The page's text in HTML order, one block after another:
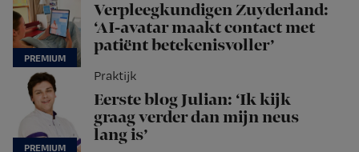
Verpleegkundigen Zuyderland:
‘AI-avatar maakt contact met
patiënt betekenisvoller’
Praktijk
Eerste blog Julian: ‘Ik kijk
graag verder dan mijn neus
lang is’